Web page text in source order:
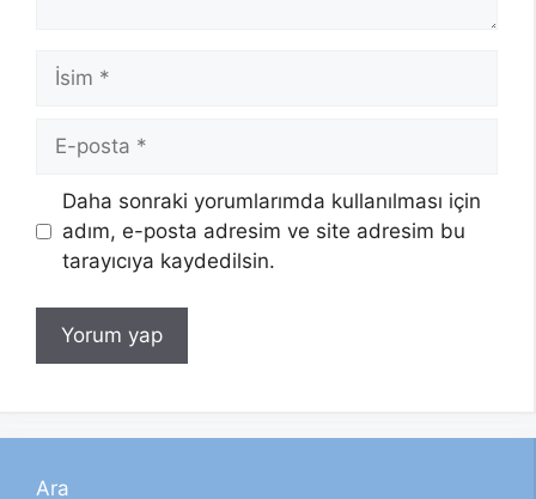
İsim
posta
Daha sonraki yorumlarımda kullanılması için
adım, e-posta adresim ve site adresim bu
tarayıcıya kaydedilsin.
Ara